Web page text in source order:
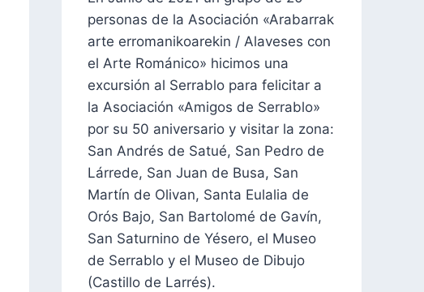
personas de la Asociación «Arabarrak
arte erromanikoarekin / Alaveses con
el Arte Románico» hicimos una
excursión al Serrablo para felicitar a
la Asociación «Amigos de Serrablo»
por su 50 aniversario y visitar la zona:
San Andrés de Satué, San Pedro de
Lárrede, San Juan de Busa, San
Martín de Olivan, Santa Eulalia de
Orós Bajo, San Bartolomé de Gavín,
San Saturnino de Yésero, el Museo
de Serrablo y el Museo de Dibujo
(Castillo de Larrés).